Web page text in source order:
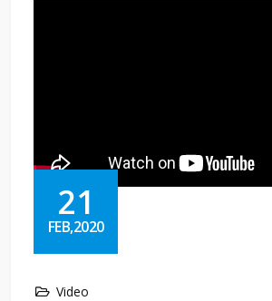
21
FEB,2020
Video